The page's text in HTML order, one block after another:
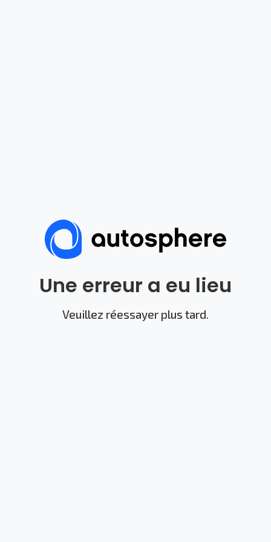
Une erreur a eu lieu
Veuillez réessayer plus tard.